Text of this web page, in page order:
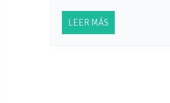
LEER MÁS